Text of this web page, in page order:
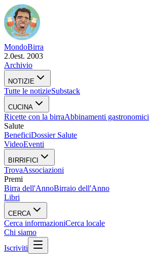
MondoBirra
2.0est. 2003
Archivio
NOTIZIE
Tutte le notizieSubstack
CUCINA
Ricette con la birraAbbinamenti gastronomici
Salute
BeneficiDossier Salute
VideoEventi
BIRRIFICI
TrovaAssociazioni
Premi
Birra dell'AnnoBirraio dell'Anno
Libri
CERCA
Cerca informazioniCerca locale
Chi siamo
Iscriviti